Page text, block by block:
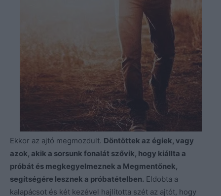
Ekkor az ajtó megmozdult. Döntöttek az égiek, vagy
azok, akik a sorsunk fonalát szővik, hogy kiállta a
próbát és megkegyelmeznek a Megmentőnek,
segítségére lesznek a próbatételben. Eldobta a
kalapácsot és két kezével hajlította szét az ajtót, hogy